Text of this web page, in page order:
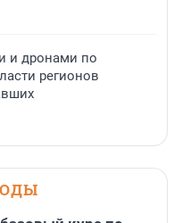
и дронами по
регионов